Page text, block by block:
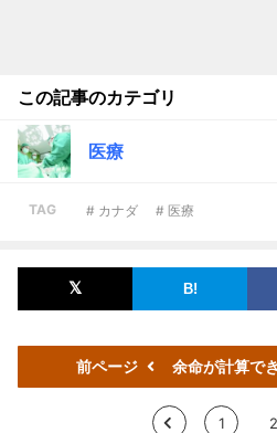
この記事のカテゴリ
医療
TAG # カナダ # 医療
前ページ 余命が計算で
< 1 2